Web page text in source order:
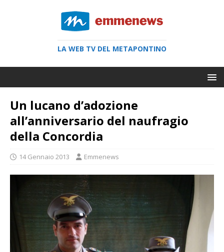
LA WEB TV DEL METAPONTINO
Un lucano d’adozione
all’anniversario del naufragio
della Concordia
14 Gennaio 2013 Emmenews